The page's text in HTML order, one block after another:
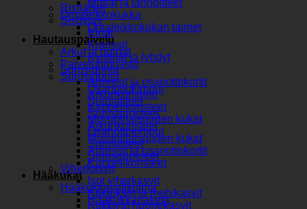
Mullat ja lannoitteet
Omaleikkokukka
Omaleikkokukan taimet
Hautauspalvelu
Arkut ja uurnat
Palveluhinnasto
Surusidonta
Osanottokimput
Surulaitteet
Suruseppeleet
Arkunkoristeet
Muistotilaisuuden kukat
Adressit ja osanottokortit
Kappelikoristeet
Hääkukat
Hääkukkavalikoima
Hääkukkapaketit
Ristiäiset
Sisustus
Kirjat
Kranssit
Kynttilät ja lyhdyt
Surusidonta
Adressit ja osanottokortit
Arkunkoristeet
Kappelikoristeet
Muistotilaisuuden kukat
Osanottokimput
Surulaitteet
Suruseppeleet
Viherkasvit
Isot viherkasvit
Kaktukset ja mehikasvit
Kukkivat huonekasvit